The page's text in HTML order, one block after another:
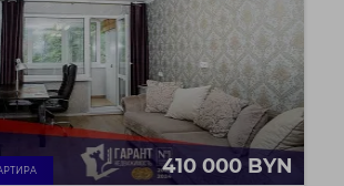
410 000 BYN